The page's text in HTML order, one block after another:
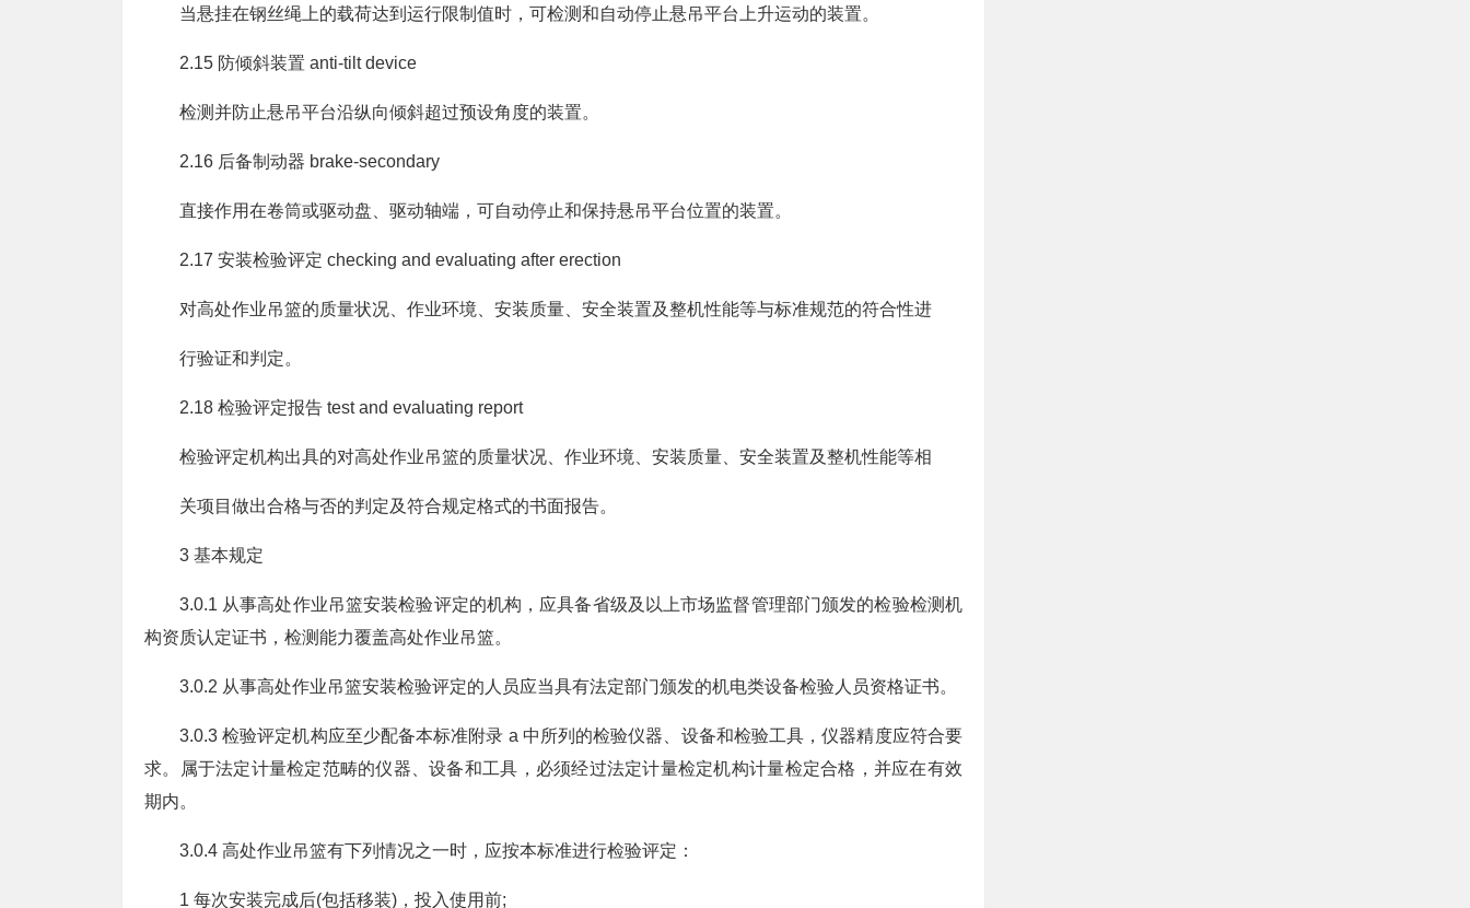
当悬挂在钢丝绳上的载荷达到运行限制值时，可检测和自动停止悬吊平台上升运动的装置。
2.15 防倾斜装置 anti-tilt device
检测并防止悬吊平台沿纵向倾斜超过预设角度的装置。
2.16 后备制动器 brake-secondary
直接作用在卷筒或驱动盘、驱动轴端，可自动停止和保持悬吊平台位置的装置。
2.17 安装检验评定 checking and evaluating after erection
对高处作业吊篮的质量状况、作业环境、安装质量、安全装置及整机性能等与标准规范的符合性进
行验证和判定。
2.18 检验评定报告 test and evaluating report
检验评定机构出具的对高处作业吊篮的质量状况、作业环境、安装质量、安全装置及整机性能等相
关项目做出合格与否的判定及符合规定格式的书面报告。
3 基本规定
3.0.1 从事高处作业吊篮安装检验评定的机构，应具备省级及以上市场监督管理部门颁发的检验检测机
构资质认定证书，检测能力覆盖高处作业吊篮。
3.0.2 从事高处作业吊篮安装检验评定的人员应当具有法定部门颁发的机电类设备检验人员资格证书。
3.0.3 检验评定机构应至少配备本标准附录 a 中所列的检验仪器、设备和检验工具，仪器精度应符合要
求。属于法定计量检定范畴的仪器、设备和工具，必须经过法定计量检定机构计量检定合格，并应在有效
期内。
3.0.4 高处作业吊篮有下列情况之一时，应按本标准进行检验评定：
1 每次安装完成后(包括移装)，投入使用前;